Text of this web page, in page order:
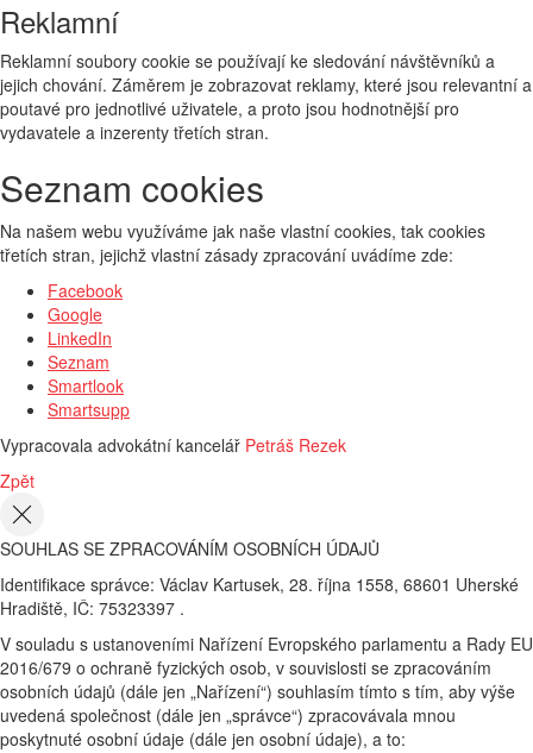
Reklamní
Reklamní soubory cookie se používají ke sledování návštěvníků a
jejich chování. Záměrem je zobrazovat reklamy, které jsou relevantní a
poutavé pro jednotlivé uživatele, a proto jsou hodnotnější pro
vydavatele a inzerenty třetích stran.
Seznam cookies
Na našem webu využíváme jak naše vlastní cookies, tak cookies
třetích stran, jejichž vlastní zásady zpracování uvádíme zde:
Facebook
Google
LinkedIn
Seznam
Smartlook
Smartsupp
Vypracovala advokátní kancelář Petráš Rezek
Zpět
SOUHLAS SE ZPRACOVÁNÍM OSOBNÍCH ÚDAJŮ
Identifikace správce: Václav Kartusek, 28. října 1558, 68601 Uherské
Hradiště, IČ: 75323397 .
V souladu s ustanoveními Nařízení Evropského parlamentu a Rady EU
2016/679 o ochraně fyzických osob, v souvislosti se zpracováním
osobních údajů (dále jen „Nařízení“) souhlasím tímto s tím, aby výše
uvedená společnost (dále jen „správce“) zpracovávala mnou
poskytnuté osobní údaje (dále jen osobní údaje), a to: